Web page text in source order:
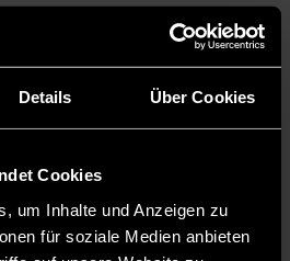
Details Über Cookies
Cookies
um Inhalte und Anzeigen zu
für soziale Medien anbieten